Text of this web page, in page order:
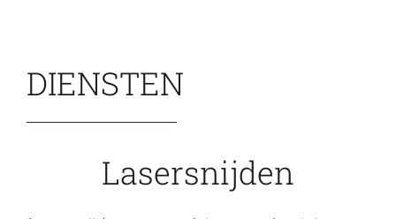
DIENSTEN
Lasersnijden